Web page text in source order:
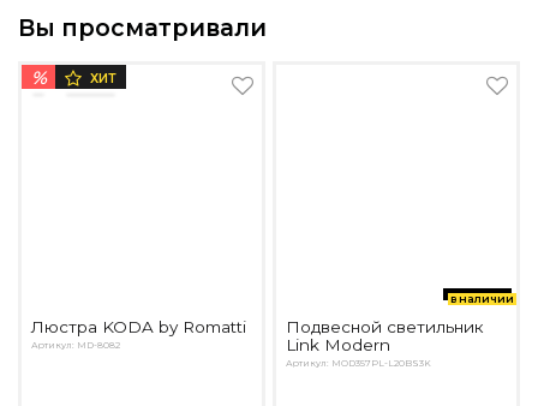
Вы просматривали
% ХИТ
Люстра KODA by Romatti
Артикул: MD-8082
в наличии
Подвесной светильник
Link Modern
Артикул: MOD357PL-L20BS3K